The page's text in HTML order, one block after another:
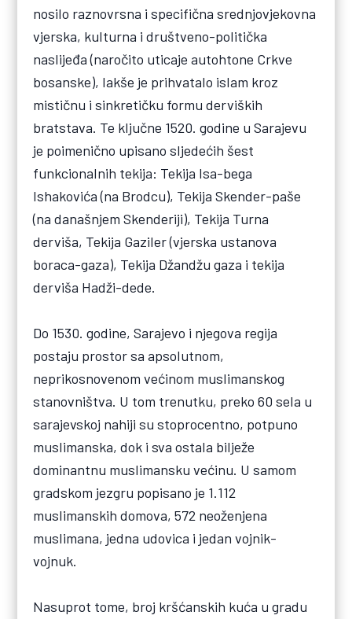
nosilo raznovrsna i specifična srednjovjekovna
vjerska, kulturna i društveno-politička
naslijeđa (naročito uticaje autohtone Crkve
bosanske), lakše je prihvatalo islam kroz
mističnu i sinkretičku formu derviških
bratstava. Te ključne 1520. godine u Sarajevu
je poimenično upisano sljedećih šest
funkcionalnih tekija: Tekija Isa-bega
Ishakovića (na Brodcu), Tekija Skender-paše
(na današnjem Skenderiji), Tekija Turna
derviša, Tekija Gaziler (vjerska ustanova
boraca-gaza), Tekija Džandžu gaza i tekija
derviša Hadži-dede.
Do 1530. godine, Sarajevo i njegova regija
postaju prostor sa apsolutnom,
neprikosnovenom većinom muslimanskog
stanovništva. U tom trenutku, preko 60 sela u
sarajevskoj nahiji su stoprocentno, potpuno
muslimanska, dok i sva ostala bilježe
dominantnu muslimansku većinu. U samom
gradskom jezgru popisano je 1.112
muslimanskih domova, 572 neoženjena
muslimana, jedna udovica i jedan vojnik-
vojnuk.
Nasuprot tome, broj kršćanskih kuća u gradu